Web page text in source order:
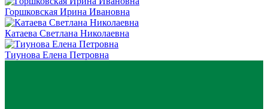
Горшковская Ирина Ивановна
Катаева Светлана Николаевна
Тиунова Елена Петровна